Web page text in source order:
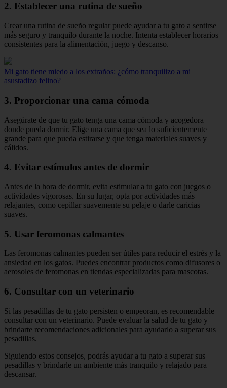
2. Establecer una rutina de sueño
Crear una rutina de sueño regular puede ayudar a tu gato a sentirse
más seguro y tranquilo durante la noche. Intenta establecer horarios
consistentes para la alimentación, juego y descanso.
Mi gato tiene miedo a los extraños: ¿cómo tranquilizo a mi
asustadizo felino?
3. Proporcionar una cama cómoda
Asegúrate de que tu gato tenga una cama cómoda y acogedora
donde pueda dormir. Elige una cama que sea lo suficientemente
grande para que pueda estirarse y que tenga materiales suaves y
cálidos.
4. Evitar estímulos antes de dormir
Antes de la hora de dormir, evita estimular a tu gato con juegos o
actividades vigorosas. En su lugar, opta por actividades más
relajantes, como cepillar suavemente su pelaje o darle caricias
suaves.
5. Usar feromonas calmantes
Las feromonas calmantes pueden ser útiles para reducir el estrés y la
ansiedad en los gatos. Puedes encontrar productos como difusores o
aerosoles de feromonas en tiendas especializadas para mascotas.
6. Consultar con un veterinario
Si las pesadillas de tu gato persisten o empeoran, es recomendable
consultar con un veterinario. Puede evaluar la salud de tu gato y
brindarte recomendaciones adicionales para ayudarlo a superar sus
pesadillas.
Siguiendo estos consejos, podrás ayudar a tu gato a superar sus
pesadillas y brindarle un ambiente más tranquilo y relajado para
descansar.